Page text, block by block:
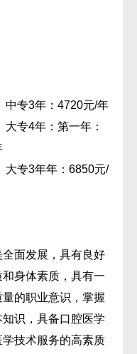
中专3年：4720元/年
专4年：第一年：
大专3年年：6850元/
面发展，具有良好
身体素质，具有一
的职业意识，掌握
识，具备口腔医学
技术服务的高素质